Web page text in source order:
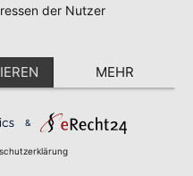
2023
der Nutzer
MEHR
&